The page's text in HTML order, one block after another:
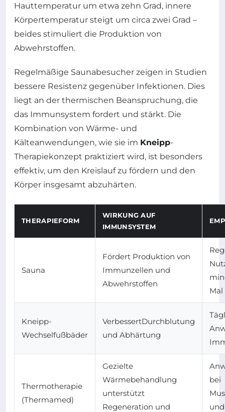
Hauttemperatur um etwa zehn Grad, innere
Körpertemperatur steigt um circa zwei Grad –
beides stimuliert die Produktion von
Abwehrstoffen.
Regelmäßige Saunabesucher zeigen in Studien
bessere Resistenz gegenüber Infektionen. Dies
liegt an der thermischen Beanspruchung, die
das Immunsystem fordert und stärkt. Die
Kombination von Wärme- und
Kälteanwendungen, wie sie im Kneipp-
Therapiekonzept praktiziert wird, ist besonders
effektiv, um den Kreislauf zu fördern und den
Körper insgesamt abzuhärten.
THERAPIEFORM
WIRKUNG AUF
IMMUNSYSTEM
Sauna
Fördert Produktion von
Immunzellen und
Abwehrstoffen
Kneipp-
Wechselfußbäder
VerbessertDurchblutung
und Abhärtung
Thermotherapie
(Thermamed)
Gezielte
Wärmebehandlung
unterstützt
Regeneration und
bei